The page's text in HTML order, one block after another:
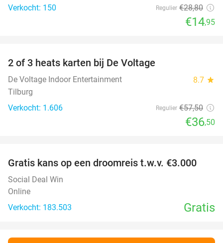
Verkocht: 150
Regulier €28,80
€14,95
2 of 3 heats karten bij De Voltage
De Voltage Indoor Entertainment 8.7 star
Tilburg
Verkocht: 1.606
Regulier €57,50
€36,50
Gratis kans op een droomreis t.w.v. €3.000
Social Deal Win
Online
Verkocht: 183.503
Gratis